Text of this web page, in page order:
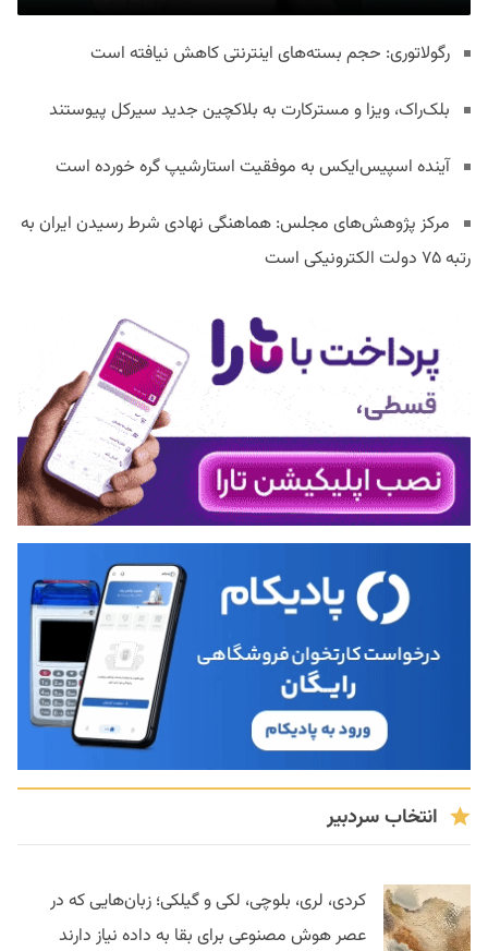
رگولاتوری: حجم بسته‌های اینترنتی کاهش نیافته است
بلک‌راک، ویزا و مسترکارت به بلاکچین جدید سیرکل پیوستند
آینده اسپیس‌ایکس به موفقیت استارشیپ گره خورده است
مرکز پژوهش‌های مجلس: هماهنگی نهادی شرط رسیدن ایران به
رتبه ۷۵ دولت الکترونیکی است
انتخاب سردبیر
کردی، لری، بلوچی، لکی و گیلکی؛ زبان‌هایی که در
عصر هوش مصنوعی برای بقا به داده نیاز دارند